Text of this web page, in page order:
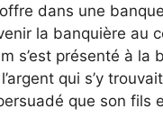
dans une
la banquière au
s’est présenté à la
qui s’y
que son fils